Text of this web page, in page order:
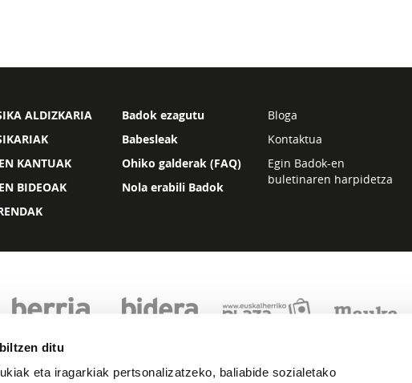
ditu
eta iragarkiak pertsonalizatzeko, baliabide sozialetako
ALDIZKARIA
KANTUAK
BIDEOAK
Badok ezagutu
Babesleak
Ohiko galderak (FAQ)
Nola erabili Badok
Bloga
Kontaktua
Egin Badok-en
buletinaren harpidetza